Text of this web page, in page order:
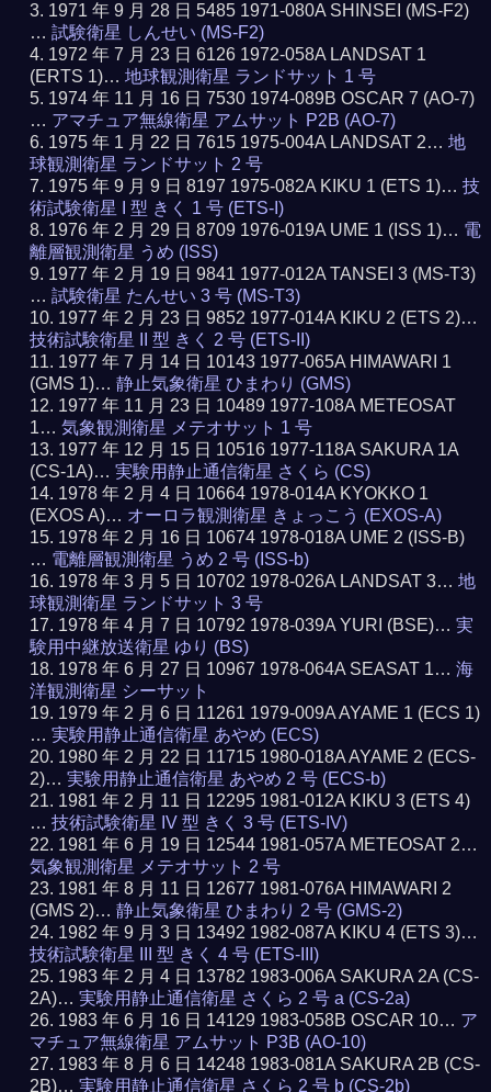
1971 年 9 月 28 日 5485 1971-080A SHINSEI (MS-F2)
…試験衛星 しんせい (MS-F2)
1972 年 7 月 23 日 6126 1972-058A LANDSAT 1
(ERTS 1)…地球観測衛星 ランドサット 1 号
1974 年 11 月 16 日 7530 1974-089B OSCAR 7 (AO-7)
… アマチュア無線衛星 アムサット P2B (AO-7)
1975 年 1 月 22 日 7615 1975-004A LANDSAT 2…地
球観測衛星 ランドサット 2 号
1975 年 9 月 9 日 8197 1975-082A KIKU 1 (ETS 1)…技
術試験衛星 I 型 きく 1 号 (ETS-I)
1976 年 2 月 29 日 8709 1976-019A UME 1 (ISS 1)… 電
離層観測衛星 うめ (ISS)
1977 年 2 月 19 日 9841 1977-012A TANSEI 3 (MS-T3)
…試験衛星 たんせい 3 号 (MS-T3)
1977 年 2 月 23 日 9852 1977-014A KIKU 2 (ETS 2)…
技術試験衛星 II 型 きく 2 号 (ETS-II)
1977 年 7 月 14 日 10143 1977-065A HIMAWARI 1
(GMS 1)…静止気象衛星 ひまわり (GMS)
1977 年 11 月 23 日 10489 1977-108A METEOSAT
1…気象観測衛星 メテオサット 1 号
1977 年 12 月 15 日 10516 1977-118A SAKURA 1A
(CS-1A)…実験用静止通信衛星 さくら (CS)
1978 年 2 月 4 日 10664 1978-014A KYOKKO 1
(EXOS A)… オーロラ観測衛星 きょっこう (EXOS-A)
1978 年 2 月 16 日 10674 1978-018A UME 2 (ISS-B)
… 電離層観測衛星 うめ 2 号 (ISS-b)
1978 年 3 月 5 日 10702 1978-026A LANDSAT 3…地
球観測衛星 ランドサット 3 号
1978 年 4 月 7 日 10792 1978-039A YURI (BSE)…実
験用中継放送衛星 ゆり (BS)
1978 年 6 月 27 日 10967 1978-064A SEASAT 1…海
洋観測衛星 シーサット
1979 年 2 月 6 日 11261 1979-009A AYAME 1 (ECS 1)
…実験用静止通信衛星 あやめ (ECS)
1980 年 2 月 22 日 11715 1980-018A AYAME 2 (ECS-
2)…実験用静止通信衛星 あやめ 2 号 (ECS-b)
1981 年 2 月 11 日 12295 1981-012A KIKU 3 (ETS 4)
…技術試験衛星 IV 型 きく 3 号 (ETS-IV)
1981 年 6 月 19 日 12544 1981-057A METEOSAT 2…
気象観測衛星 メテオサット 2 号
1981 年 8 月 11 日 12677 1981-076A HIMAWARI 2
(GMS 2)…静止気象衛星 ひまわり 2 号 (GMS-2)
1982 年 9 月 3 日 13492 1982-087A KIKU 4 (ETS 3)…
技術試験衛星 III 型 きく 4 号 (ETS-III)
1983 年 2 月 4 日 13782 1983-006A SAKURA 2A (CS-
2A)…実験用静止通信衛星 さくら 2 号 a (CS-2a)
1983 年 6 月 16 日 14129 1983-058B OSCAR 10… ア
マチュア無線衛星 アムサット P3B (AO-10)
1983 年 8 月 6 日 14248 1983-081A SAKURA 2B (CS-
2B)…実験用静止通信衛星 さくら 2 号 b (CS-2b)